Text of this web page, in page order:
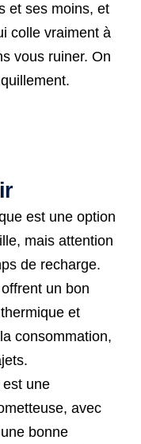
et ses moins, et
colle vraiment à
vous ruiner. On
est une option
mais attention
de recharge.
un bon
et
consommation,
une
avec
bonne